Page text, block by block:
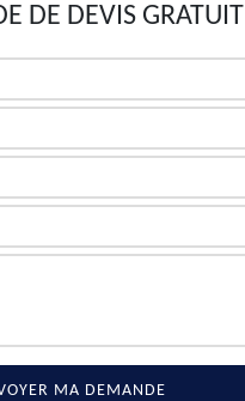
DE DEVIS GRATUIT